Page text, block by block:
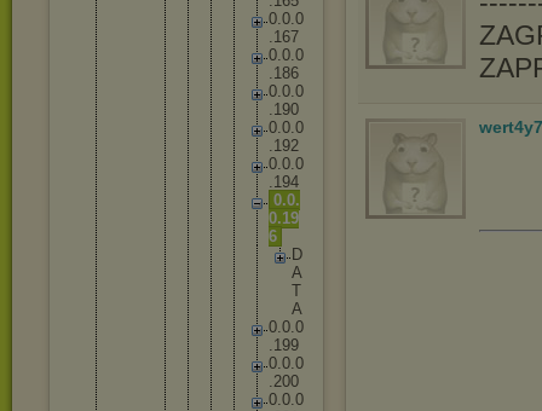
0.0.0
.167
0.0.0
.186
0.0.0
.190
0.0.0
.192
0.0.0
.194
0.0.
0.19
6
D
A
T
A
0.0.0
.199
0.0.0
.200
0.0.0